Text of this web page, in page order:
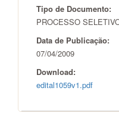
Tipo de Documento:
PROCESSO
Data de Publicação:
07/04/2009
Download:
edital1059v1.pdf